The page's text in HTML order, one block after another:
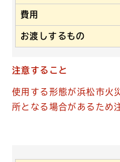
費用
お渡しするもの
注意すること
使用する形態が浜松市火
所となる場合があるため